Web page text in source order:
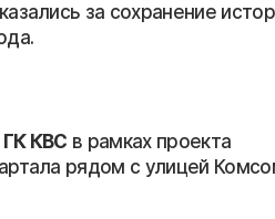
за сохранение
ГК КВС в рамках проекта
рядом с улицей